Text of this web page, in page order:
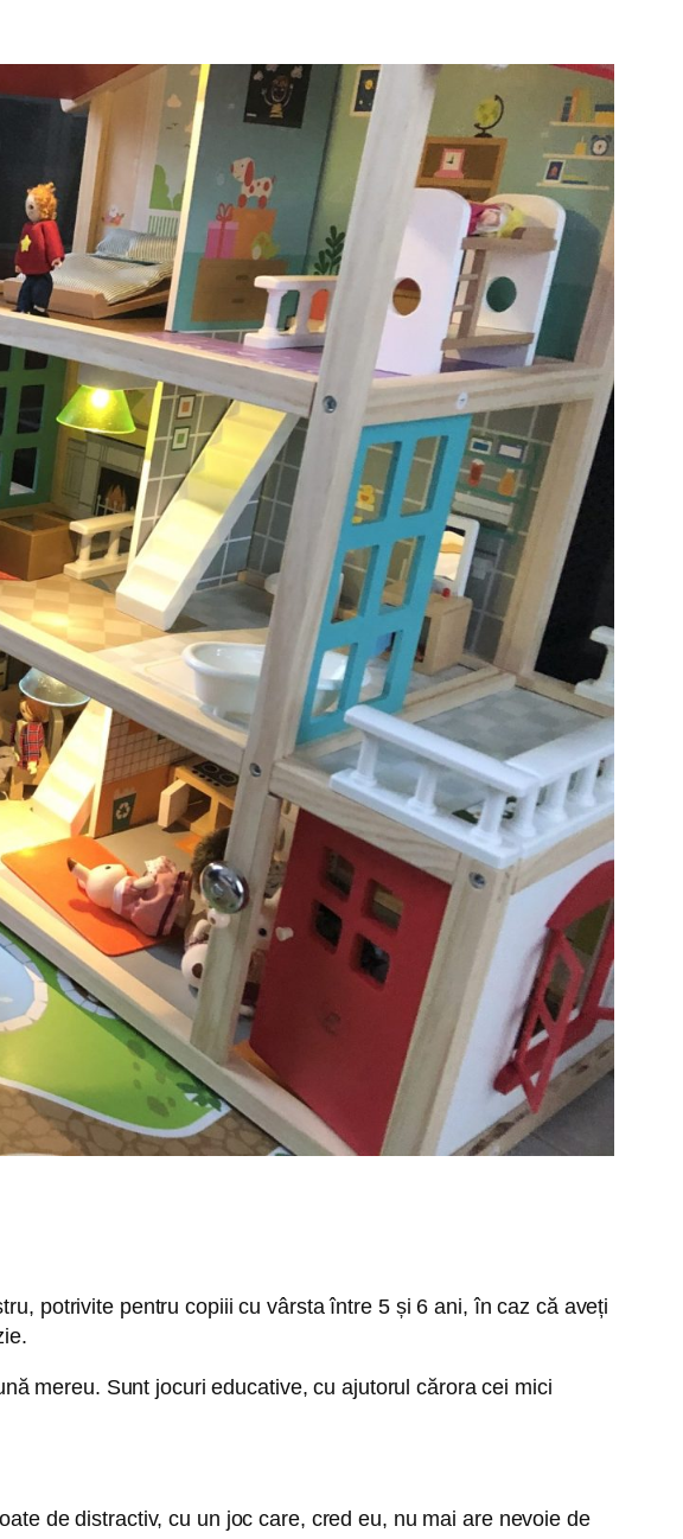
potrivite pentru copiii cu vârsta între 5 și 6 ani, în caz că aveți
mereu. Sunt jocuri educative, cu ajutorul cărora cei mici
de distractiv, cu un joc care, cred eu, nu mai are nevoie de